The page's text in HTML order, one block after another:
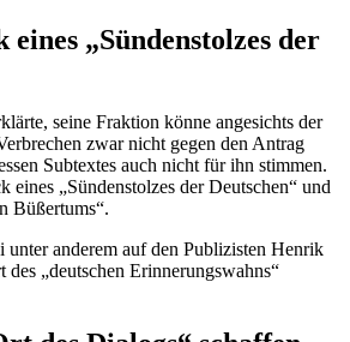
„Sündenstolzes der
seine Fraktion könne angesichts der
zwar nicht gegen den Antrag
Subtextes auch nicht für ihn stimmen.
eines „Sündenstolzes der Deutschen“ und
Büßertums“.
unter anderem auf den Publizisten Henrik
„deutschen Erinnerungswahns“